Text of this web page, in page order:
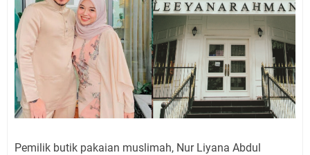
Pemilik butik pakaian muslimah, Nur Liyana Abdul